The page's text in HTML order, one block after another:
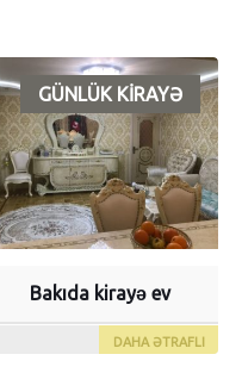
GÜNLÜK KIRAYƏ
Bakıda kirayə ev
DAHA ƏTRAFLI